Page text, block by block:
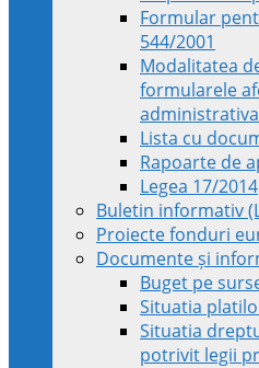
Formular
544/2001
Modalitatea
formularele
administrativa
Lista cu
Rapoarte de
Legea 17/2014
Buletin informativ
Proiecte fonduri
Documente și
Buget pe
Situatia
Situatia
potrivit legii